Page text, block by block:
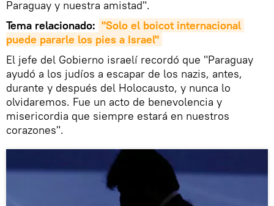
Paraguay y nuestra amistad".
Tema relacionado: "Solo el boicot internacional
puede pararle los pies a Israel"
El jefe del Gobierno israelí recordó que "Paraguay
ayudó a los judíos a escapar de los nazis, antes,
durante y después del Holocausto, y nunca lo
olvidaremos. Fue un acto de benevolencia y
misericordia que siempre estará en nuestros
corazones".